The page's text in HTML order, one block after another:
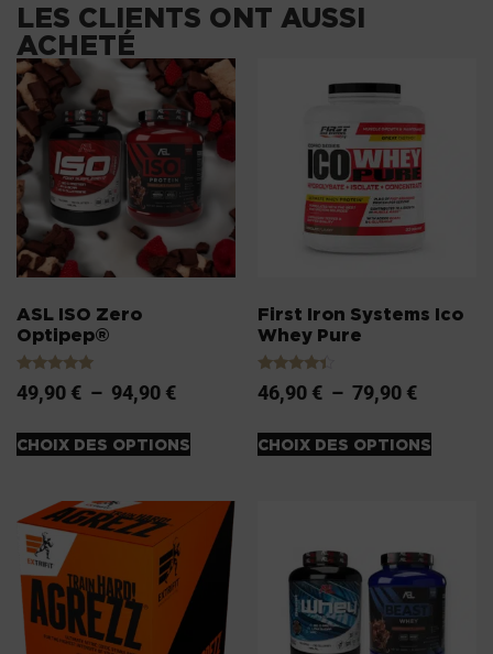
LES CLIENTS ONT AUSSI
ACHETÉ
ASL ISO Zero
Optipep®
Note
5.00
49,90 € – 94,90 €
CHOIX DES OPTIONS
First Iron Systems Ico
Whey Pure
Note
4.20
46,90 € – 79,90 €
CHOIX DES OPTIONS